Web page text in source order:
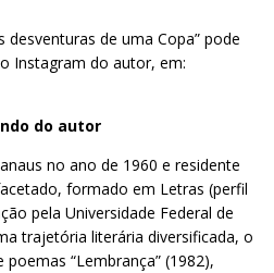
desventuras de uma Copa” pode
Instagram do autor, em:
do autor
no ano de 1960 e residente
formado em Letras (perfil
pela Universidade Federal de
trajetória literária diversificada, o
“Lembrança” (1982),